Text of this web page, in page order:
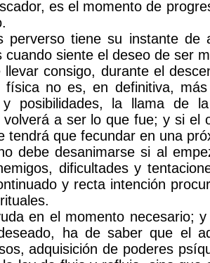
es el momento de
perverso tiene su instante de
cuando siente el deseo de ser
llevar consigo, durante el
física no es, en definitiva,
y posibilidades, la llama de
volverá a ser lo que fue; y si el
tendrá que fecundar en una
debe desanimarse si al
dificultades y
y recta intención
en el momento necesario;
ha de saber que el
adquisición de poderes